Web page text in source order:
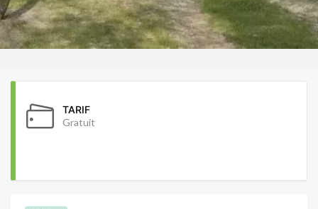
TARIF
Gratuit